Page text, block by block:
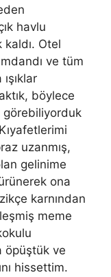
havlu
Otel
ve tüm
böylece
görebiliyorduk
uzanmış,
gelinime
ona
karnından
meme
öpüştük ve
hissettim.